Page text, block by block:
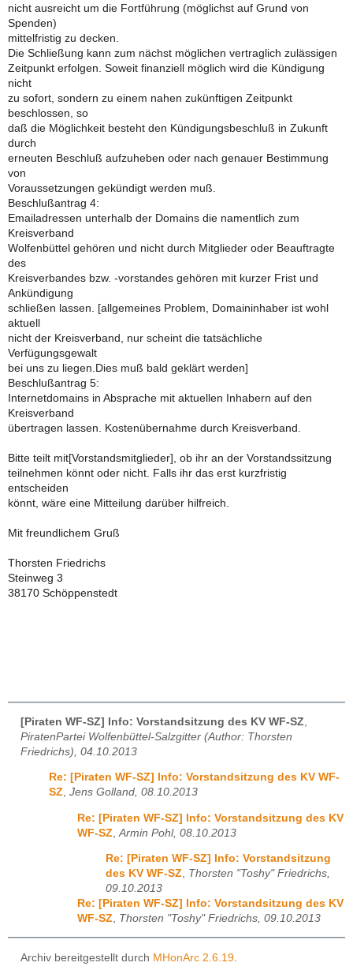
nicht ausreicht um die Fortführung (möglichst auf Grund von
Spenden)
mittelfristig zu decken.
Die Schließung kann zum nächst möglichen vertraglich zulässigen
Zeitpunkt erfolgen. Soweit finanziell möglich wird die Kündigung
nicht
zu sofort, sondern zu einem nahen zukünftigen Zeitpunkt
beschlossen, so
daß die Möglichkeit besteht den Kündigungsbeschluß in Zukunft
durch
erneuten Beschluß aufzuheben oder nach genauer Bestimmung
von
Voraussetzungen gekündigt werden muß.
Beschlußantrag 4:
Emailadressen unterhalb der Domains die namentlich zum
Kreisverband
Wolfenbüttel gehören und nicht durch Mitglieder oder Beauftragte
des
Kreisverbandes bzw. -vorstandes gehören mit kurzer Frist und
Ankündigung
schließen lassen. [allgemeines Problem, Domaininhaber ist wohl
aktuell
nicht der Kreisverband, nur scheint die tatsächliche
Verfügungsgewalt
bei uns zu liegen.Dies muß bald geklärt werden]
Beschlußantrag 5:
Internetdomains in Absprache mit aktuellen Inhabern auf den
Kreisverband
übertragen lassen. Kostenübernahme durch Kreisverband.
Bitte teilt mit[Vorstandsmitglieder], ob ihr an der Vorstandssitzung
teilnehmen könnt oder nicht. Falls ihr das erst kurzfristig
entscheiden
könnt, wäre eine Mitteilung darüber hilfreich.
Mit freundlichem Gruß
Thorsten Friedrichs
Steinweg 3
38170 Schöppenstedt
[Piraten WF-SZ] Info: Vorstandsitzung des KV WF-SZ
PiratenPartei Wolfenbüttel-Salzgitter (Author: Thorsten
Friedrichs), 04.10.2013
Re: [Piraten WF-SZ] Info: Vorstandsitzung des KV WF-
SZ, Jens Golland, 08.10.2013
Re: [Piraten WF-SZ] Info: Vorstandsitzung des KV
WF-SZ Armin Pohl, 08.10.2013
Re: [Piraten WF-SZ] Info: Vorstandsitzung
des KV WF-SZ, Thorsten "Toshy" Friedrichs,
09.10.2013
Re: [Piraten WF-SZ] Info: Vorstandsitzung des KV
WF-SZ, Thorsten "Toshy" Friedrichs, 09.10.2013
Archiv bereitgestellt durch MHonArc 2.6.19